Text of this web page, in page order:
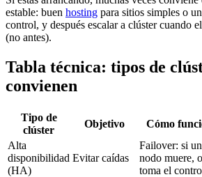
estable: buen hosting para sitios simples o un
control, y después escalar a clúster cuando
(no antes).
Tabla técnica: tipos de
convienen
Tipo de
clúster
Objetivo Cómo
Alta
disponibilidad
(HA)
Evitar caídas
Failover: si un
nodo muere,
toma el